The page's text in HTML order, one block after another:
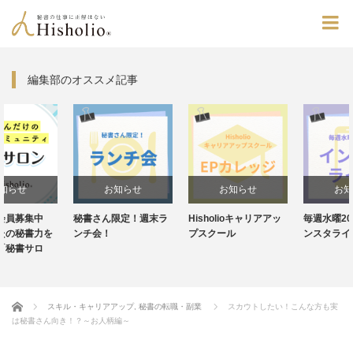
編集部のオススメ記事
秘書さん限定！週末ラ
ンチ会！
Hisholioキャリアアッ
毎週水曜20:30～！イ
Home スキル・キャリアアップ, 秘書の転職・副業
スカウトしたい！こんな方も実
は秘書さん向き！？～お人柄編～